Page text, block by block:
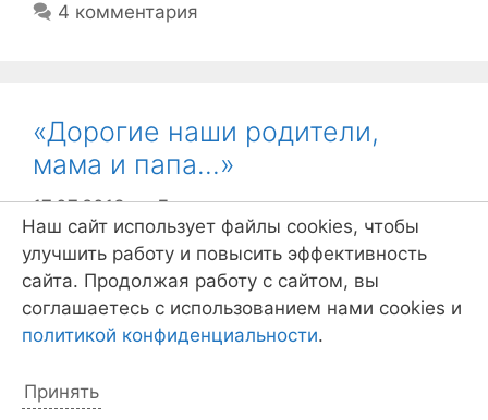
4 комментария
«Дорогие наши родители,
мама и папа…»
17.07.2013 отДед
Наш сайт использует файлы cookies, чтобы
улучшить работу и повысить эффективность
сайта. Продолжая работу с сайтом, вы
соглашаетесь с использованием нами cookies и
политикой конфиденциальности.
Принять